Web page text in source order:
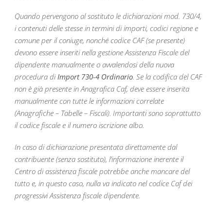
Quando pervengono al sostituto le dichiarazioni mod. 730/4,
i contenuti delle stesse in termini di importi, codici regione e
comune per il coniuge, nonché codice CAF (se presente)
devono essere inseriti nella gestione Assistenza Fiscale del
dipendente manualmente o avvalendosi della nuova
procedura diImport 730-4 Ordinario. Se la codifica del CAF
non è già presente in Anagrafica Caf, deve essere inserita
manualmente con tutte le informazioni correlate
(Anagrafiche – Tabelle – Fiscali). Importanti sono soprattutto
il codice fiscale e il numero iscrizione albo.
In caso di dichiarazione presentata direttamente dal
contribuente (senza sostituto), l’informazione inerente il
Centro di assistenza fiscale potrebbe anche mancare del
tutto e, in questo caso, nulla va indicato nel codice Caf dei
progressivi Assistenza fiscale dipendente.